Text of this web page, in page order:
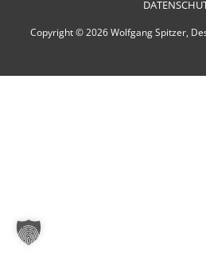
Copyright © 2026 Wolfgang Spitzer,